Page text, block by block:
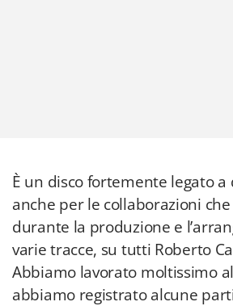
È un disco fortemente legato a
anche per le collaborazioni
durante la produzione e
varie tracce, su tutti Roberto
Abbiamo lavorato moltissimo
abbiamo registrato alcune